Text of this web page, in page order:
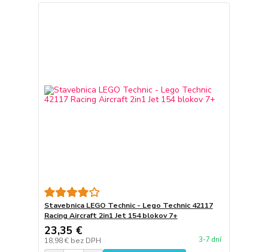
Stavebnica LEGO Technic - Lego Technic 42117
Racing Aircraft 2in1 Jet 154 blokov 7+
23,35 €
18,98 € bez DPH 3-7 dní